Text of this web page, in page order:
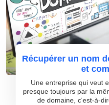
Récupérer un nom
et
Une entreprise qui veut
presque toujours par la
de domaine, c'est-à-